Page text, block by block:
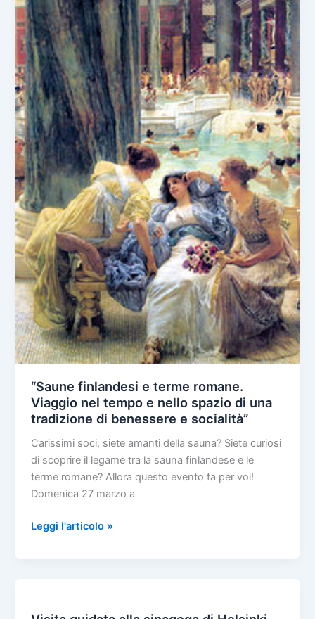
“Saune finlandesi e terme romane.
Viaggio nel tempo e nello spazio di una
tradizione di benessere e socialità”
Carissimi soci, siete amanti della sauna? Siete curiosi
di scoprire il legame tra la sauna finlandese e le
terme romane? Allora questo evento fa per voi!
Domenica 27 marzo a
“Saune
Leggi l'articolo »